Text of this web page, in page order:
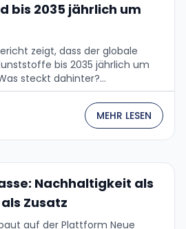
bis 2035 jährlich um
zeigt, dass der globale
bis 2035 jährlich um
steckt dahinter?...
MEHR LESEN
Nachhaltigkeit als
Zusatz
auf der Plattform Neue